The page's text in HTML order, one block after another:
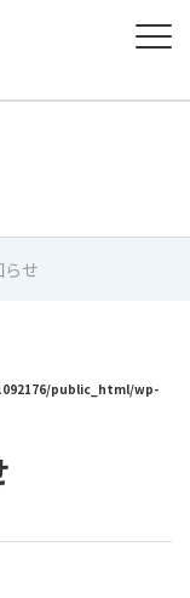
せ
public_html/wp-